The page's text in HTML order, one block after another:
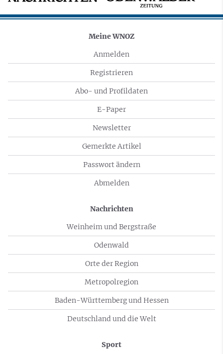
Meine WNOZ
Anmelden
Registrieren
Abo- und Profildaten
E-Paper
Newsletter
Gemerkte Artikel
Passwort ändern
Abmelden
Nachrichten
Weinheim und Bergstraße
Odenwald
Orte der Region
Metropolregion
Baden-Württemberg und Hessen
Deutschland und die Welt
Sport